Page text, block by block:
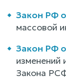
Закон РФ
массовой
Закон РФ
изменений
Закона